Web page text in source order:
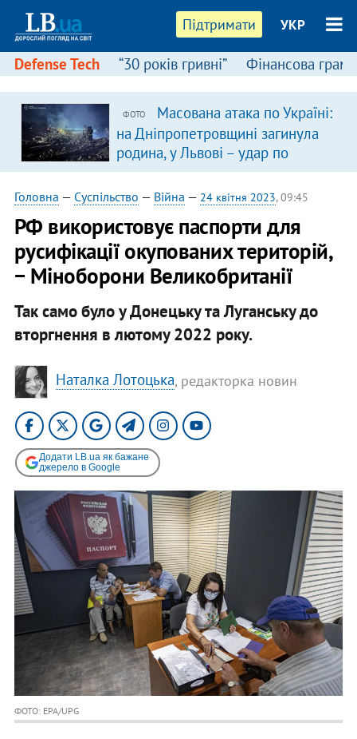
Підтримати УКР
Defense Tech “30 років гривні” Фінансова
ФОТО
Масована атака по Україні:
на Дніпропетровщині загинула
родина, у Львові – удар по
багатоповерхівках
(доповнюється)
Головна — Суспільство — Війна — 24 квітня 2023, 09:45
РФ використовує паспорти для
русифікації окупованих територій,
− Міноборони Великобританії
Так само було у Донецьку та Луганську до
вторгнення в лютому 2022 року.
Наталка Лотоцька, редакторка новин
Додати LB.ua як бажане
джерело в Google
ФОТО: EPA/UPG